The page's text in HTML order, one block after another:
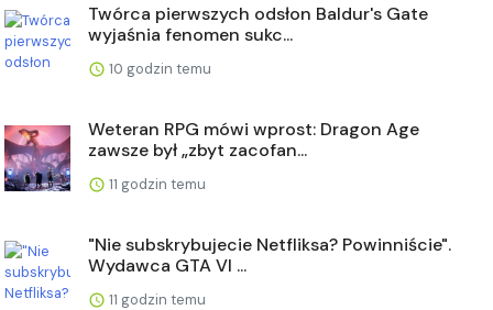
Twórca pierwszych odsłon Baldur's Gate
wyjaśnia fenomen sukc...
10 godzin temu
Weteran RPG mówi wprost: Dragon Age
zawsze był „zbyt zacofan...
11 godzin temu
"Nie subskrybujecie Netfliksa? Powinniście".
Wydawca GTA VI ...
11 godzin temu